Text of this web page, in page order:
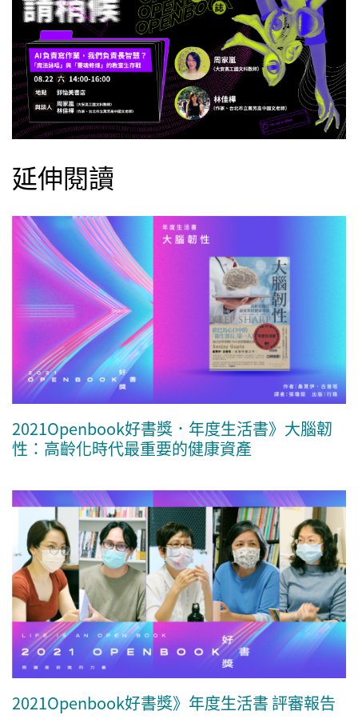
延伸閱讀
2021Openbook好書獎．年度生活書》大腦韌
性：高齡化時代最重要的健康資產
2021Openbook好書獎》年度生活書 評審報告